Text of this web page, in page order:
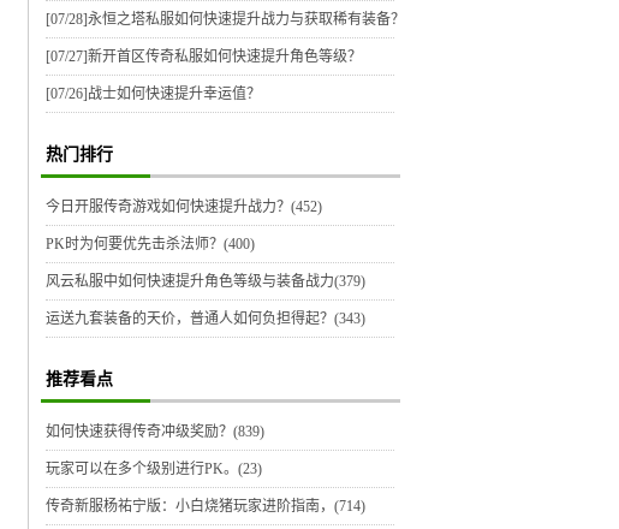
[07/28]永恒之塔私服如何快速提升战力与获取稀有装备？
[07/27]新开首区传奇私服如何快速提升角色等级？
[07/26] 战士如何快速提升幸运值？
热门排行
今日开服传奇游戏如何快速提升战力？(452)
PK时为何要优先击杀法师？(400)
风云私服中如何快速提升角色等级与装备战力(379)
运送九套装备的天价，普通人如何负担得起？(343)
推荐看点
如何快速获得传奇冲级奖励？(839)
玩家可以在多个级别进行PK。(23)
传奇新服杨祐宁版：小白烧猪玩家进阶指南，(714)